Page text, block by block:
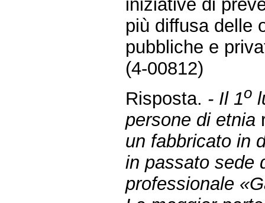
iniziative di
più diffusa delle
pubbliche e
(4-00812)
Risposta. - Il 1o
persone di etnia
un fabbricato in
in passato sede
professionale